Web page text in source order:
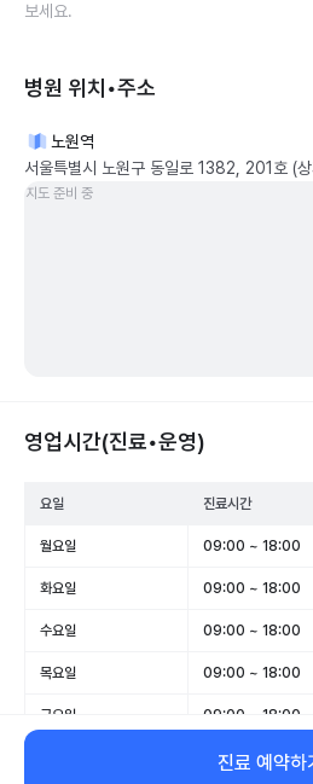
보세요.
병원 위치•주소
노원역
서울특별시 노원구 동일로 1382, 201호 (
지도 준비 중
영업시간(진료•운영)
요일 진료시간
월요일 09:00 ~ 18:00
화요일 09:00 ~ 18:00
수요일 09:00 ~ 18:00
목요일 09:00 ~ 18:00
금요일 09:00 ~ 18:00
09:00 ~ 13:00
진료 예약하